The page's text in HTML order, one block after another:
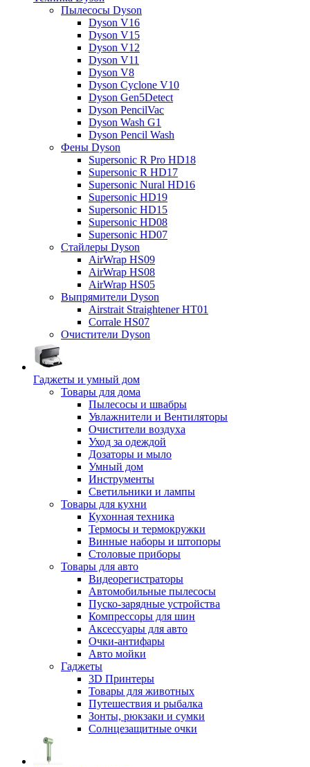
Пылесосы Dyson
Dyson V16
Dyson V15
Dyson V12
Dyson V11
Dyson V8
Dyson Cyclone V10
Dyson Gen5Detect
Dyson PencilVac
Dyson Wash G1
Dyson Pencil Wash
Фены Dyson
Supersonic R Pro HD18
Supersonic R HD17
Supersonic Nural HD16
Supersonic HD19
Supersonic HD15
Supersonic HD08
Supersonic HD07
Стайлеры Dyson
AirWrap HS09
AirWrap HS08
AirWrap HS05
Выпрямители Dyson
Airstrait Straightener HT01
Corrale HS07
Очистители Dyson
Гаджеты и умный дом
Товары для дома
Пылесосы и швабры
Увлажнители и Вентиляторы
Очистители воздуха
Уход за одеждой
Дозаторы и мыло
Умный дом
Инструменты
Светильники и лампы
Товары для кухни
Кухонная техника
Термосы и термокружки
Винные наборы и штопоры
Столовые приборы
Товары для авто
Видеорегистраторы
Автомобильные пылесосы
Пуско-зарядные устройства
Компрессоры для шин
Аксессуары для авто
Очки-антифары
Авто мойки
Гаджеты
3D Принтеры
Товары для животных
Путешествия и рыбалка
Зонты, рюкзаки и сумки
Солнцезащитные очки